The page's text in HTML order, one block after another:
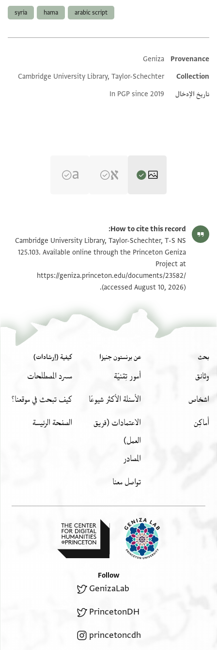
arabic script
hama
syria
Additional metadata
Provenance
Geniza
Collection
Cambridge University Library, Taylor-Schechter
تاريخ الإدخال
In PGP since 2019
T-S NS 125.103 1v تكبير و تدوير
بيان أذونات الصورة
How to cite this record:
Cambridge University Library, Taylor-Schechter, T-S NS
125.103. Available online through the Princeton Geniza
Project at
https://geniza.princeton.edu/documents/23582/
(accessed August 10, 2026).
بحث
وثائق
اشخاص
أَماكِن
عن برنستون جنيزا
أمور تِقنيّة
الأسئلة الأكثر شيوعًا
الاعتمادات (فريق
العمل)
المصادر
تواصل معنا
كيفية (إرشادات)
مسرد المصطلحات
كيف تبحث في موقعنا؟
الصفحة الرئيسة
Follow
GenizaLab
PrincetonDH
princetoncdh